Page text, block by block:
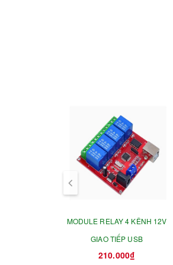
MODULE RELAY 4 KÊNH 12V
GIAO TIẾP USB
210.000₫